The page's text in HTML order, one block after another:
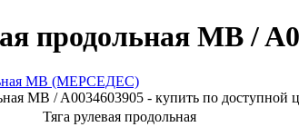
продольная MB /
Тяга рулевая продольная